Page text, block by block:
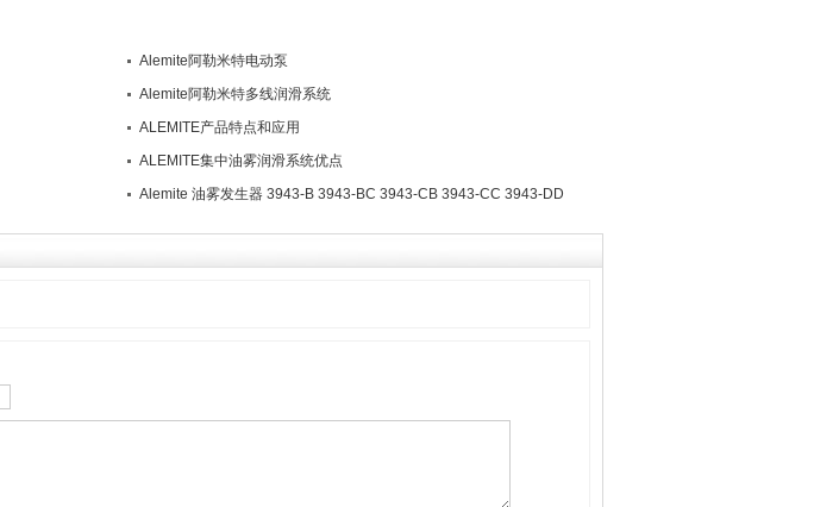
Alemite阿勒米特电动泵
Alemite阿勒米特多线润滑系统
ALEMITE产品特点和应用
ALEMITE集中油雾润滑系统优点
Alemite 油雾发生器 3943-B 3943-BC 3943-CB 3943-CC 3943-DD